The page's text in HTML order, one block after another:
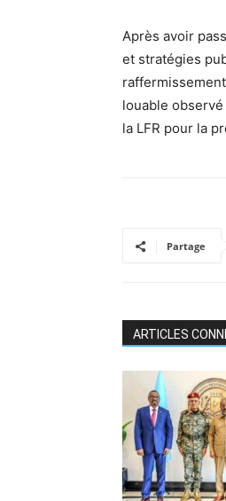
Après avoir
et stratégies
louable
la LFR pour la
Partage
ARTICLES